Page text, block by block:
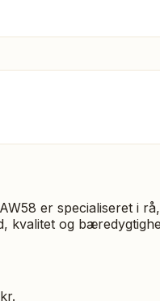
er specialiseret i rå,
kvalitet og